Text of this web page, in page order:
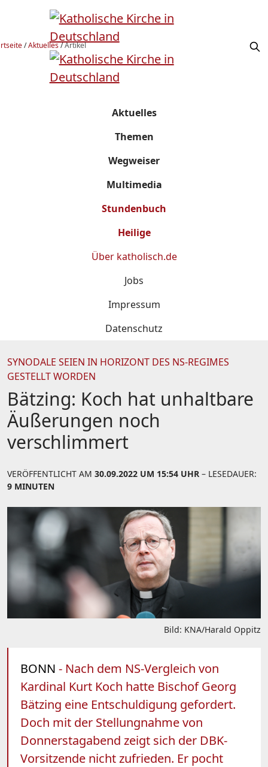
/Aktuelles/Artikel
Aktuelles
Themen
Wegweiser
Multimedia
Stundenbuch
Heilige
Über katholisch.de
Jobs
Impressum
Datenschutz
SYNODALE SEIEN IN HORIZONT DES NS-REGIMES
GESTELLT WORDEN
Bätzing: Koch hat unhaltbare
Äußerungen noch
verschlimmert
VERÖFFENTLICHT AM 30.09.2022 UM 15:54 UHR – LESEDAUER:
9 MINUTEN
Bild: KNA/Harald Oppitz
BONN - Nach dem NS-Vergleich von
Kardinal Kurt Koch hatte Bischof Georg
Bätzing eine Entschuldigung gefordert.
Doch mit der Stellungnahme von
Donnerstagabend zeigt sich der DBK-
Vorsitzende nicht zufrieden. Er pocht